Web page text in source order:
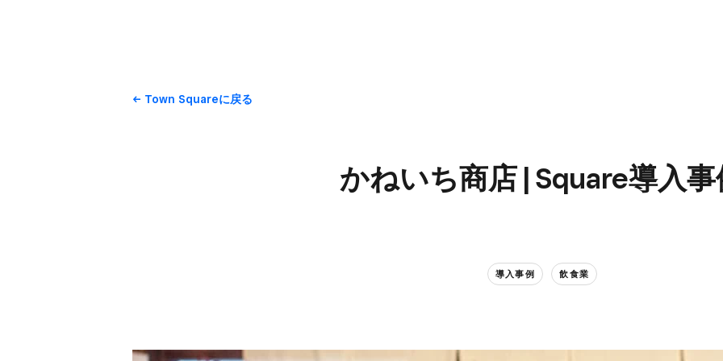
Town Squareに​戻る
かねいち商店 | Square導入事
導入事例 飲食業